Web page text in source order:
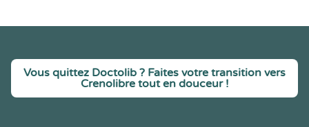
Vous quittez Doctolib ? Faites votre transition vers
Crenolibre tout en douceur !